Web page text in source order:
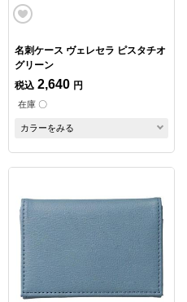
名刺ケース ヴェレセラ ピスタチオ
グリーン
税込 2,640 円
在庫 〇
カラーをみる